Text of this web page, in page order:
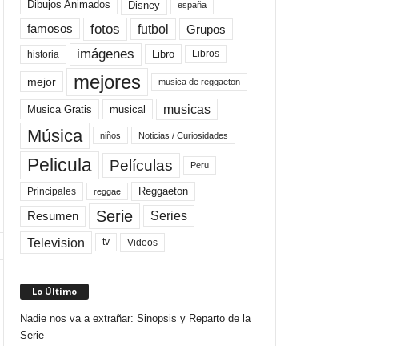
Dibujos Animados Disney españa
famosos fotos futbol Grupos
historia imágenes Libro Libros
mejor mejores musica de reggaeton
Musica Gratis musical musicas
Música niños Noticias / Curiosidades
Pelicula Películas Peru
Principales reggae Reggaeton
Resumen Serie Series
Television tv Videos
Lo Último
Nadie nos va a extrañar: Sinopsis y Reparto de la
Serie